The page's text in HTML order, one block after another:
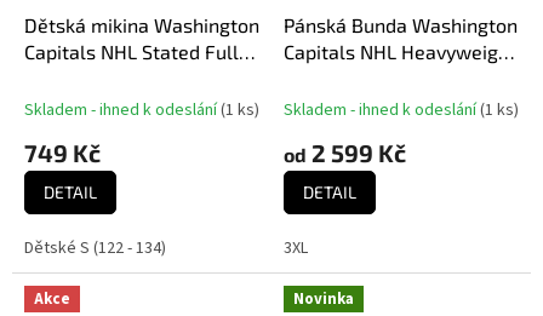
Dětská mikina Washington
Capitals NHL Stated Full
Skladem - ihned k odeslání(1 ks)
749 Kč
DETAIL
Dětské S (122 - 134)
Pánská Bunda Washington
Capitals NHL Heavyweight
Skladem - ihned k odeslání(1 ks)
od 2 599 Kč
DETAIL
3XL
Akce Novinka